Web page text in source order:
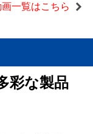
一覧はこちら
彩な製品